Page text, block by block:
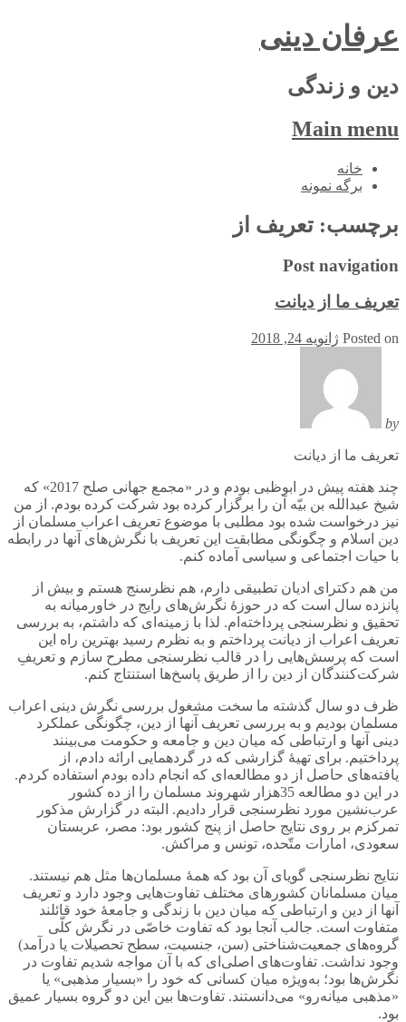
عرفان دینی
دین و زندگی
Main menu
Skip
خانه
برگه نمونه
برچسب: تعریف از
Post navigation
تعریف ما از دیانت
Posted on ژانویه 24, 2018
by
تعریف ما از دیانت
چند هفته پیش در ابوظبی بودم و در «مجمع جهانی صلح 2017» که
شیخ عبدالله بن بیّه آن را برگزار کرده بود شرکت کرده بودم. از من
نیز درخواست شده بود مطلبی با موضوع تعریف اعراب مسلمان از
دین اسلام و چگونگی مطابقت این تعریف با نگرش‌های آنها در رابطه
با حیات اجتماعی و سیاسی آماده کنم.
من هم دکترای ادیان تطبیقی دارم، هم نظرسنج هستم و بیش از
پانزده سال است که در حوزۀ نگرش‌های رایج در خاورمیانه به
تحقیق و نظرسنجی پرداخته‌ام. لذا با زمینه‌ای که داشتم، به بررسی
تعریف اعراب از دیانت پرداختم و به نظرم رسید بهترین راه این
است که پرسش‌هایی را در قالب نظرسنجی مطرح سازم و تعریفِ
شرکت‌کنندگان از دین را از طریق پاسخ‌ها استنتاج کنم.
ظرف دو سال گذشته ما سخت مشغول بررسی نگرش دینی اعراب
مسلمان بودیم و به بررسی تعریف آنها از دین، چگونگی عملکرد
دینی آنها و ارتباطی که میان دین و جامعه و حکومت می‌بینند
پرداختیم. برای تهیۀ گزارشی که در گردهمایی ارائه دادم، از
یافته‌های حاصل از دو مطالعه‌ای که انجام داده بودم استفاده کردم.
در این دو مطالعه 35هزار شهروند مسلمان را از ده کشور
عرب‌نشین مورد نظرسنجی قرار دادیم. البته در گزارش مذکور
تمرکزم بر روی نتایج حاصل از پنج کشور بود: مصر، عربستان
سعودی، امارات متّحده، تونس و مراکش.
نتایج نظرسنجی گویای آن بود که همۀ مسلمان‌ها مثل هم نیستند.
میان مسلمانان کشورهای مختلف تفاوت‌هایی وجود دارد و تعریف
آنها از دین و ارتباطی که میان دین با زندگی و جامعۀ خود قائلند
متفاوت است. جالب آنجا بود که تفاوت خاصّی در نگرش کلّی
گروه‌های جمعیت‌شناختی (سن، جنسیت، سطح تحصیلات یا درآمد)
وجود نداشت. تفاوت‌های اصلی‌ای که با آن مواجه شدیم تفاوت در
نگرش‌ها بود؛ به‌ویژه میان کسانی که خود را «بسیار مذهبی» یا
«مذهبی میانه‌رو» می‌دانستند. تفاوت‌ها بین این دو گروه بسیار عمیق
بود.